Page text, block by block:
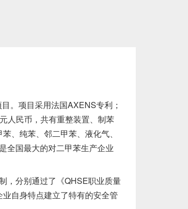
。项目采用法国AXENS专利；
人民币，共有重整装置、制苯
、纯苯、邻二甲苯、液化气、
全国最大的对二甲苯生产企业
，分别通过了《QHSE职业质量
自身特点建立了特有的安全管